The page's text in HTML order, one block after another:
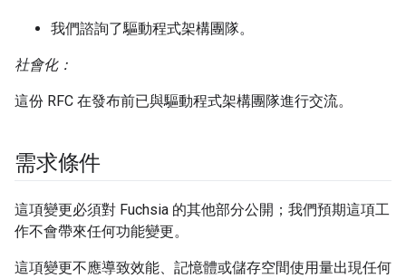
我們諮詢了驅動程式架構團隊。
社會化：
這份 RFC 在發布前已與驅動程式架構團隊進行交流。
需求條件
這項變更必須對 Fuchsia 的其他部分公開；我們預期這項工
作不會帶來任何功能變更。
這項變更不應導致效能、記憶體或儲存空間使用量出現任何